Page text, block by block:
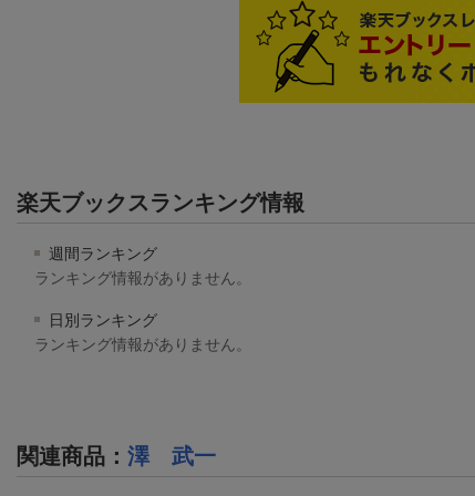
楽天ブックスランキング情報
週間ランキング
ランキング情報がありません。
日別ランキング
ランキング情報がありません。
関連商品 ： 澤 武一